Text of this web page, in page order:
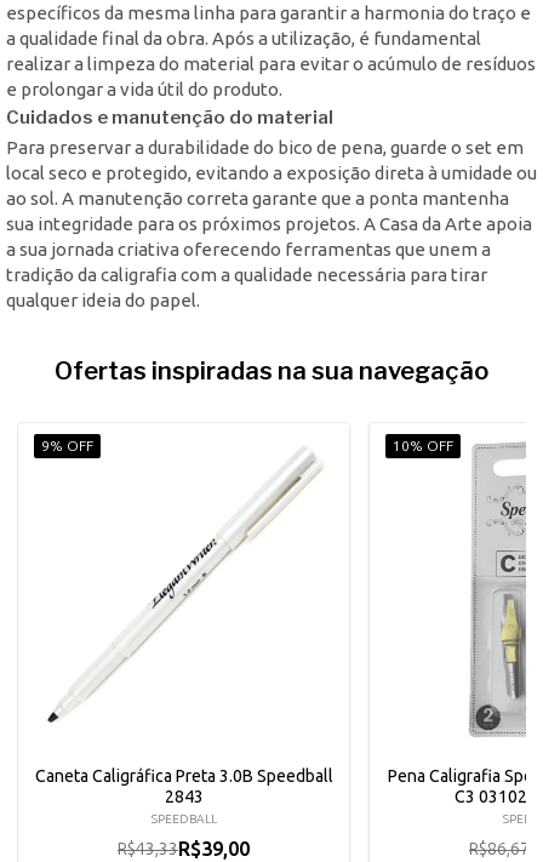
específicos da mesma linha para garantir a harmonia do traço e
a qualidade final da obra. Após a utilização, é fundamental
realizar a limpeza do material para evitar o acúmulo de resíduos
e prolongar a vida útil do produto.
Cuidados e manutenção do material
Para preservar a durabilidade do bico de pena, guarde o set em
local seco e protegido, evitando a exposição direta à umidade ou
ao sol. A manutenção correta garante que a ponta mantenha
sua integridade para os próximos projetos. A Casa da Arte apoia
a sua jornada criativa oferecendo ferramentas que unem a
tradição da caligrafia com a qualidade necessária para tirar
qualquer ideia do papel.
Ofertas inspiradas na sua navegação
9% OFF
Caneta Caligráfica Preta 3.0B Speedball
2843
SPEEDBALL
R$43,33R$39,00
10% OFF
Pena Caligrafia
C3 031023
R$86,67